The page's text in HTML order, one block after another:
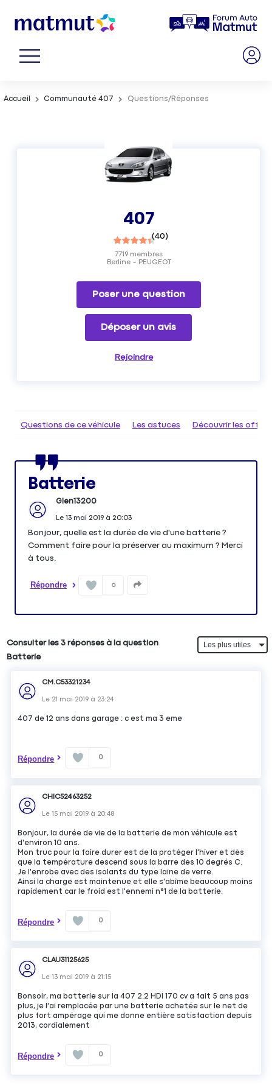
Accueil Communauté 407 Questions/Réponses
407
(40)
Berline PEUGEOT
7719membres
Poser une question
Déposer un avis
Rejoindre
Questions de ce véhicule Les astuces Découvrir les
Batterie
Glen13200
Le 13 mai 2019à 20:03
Bonjour, quelle est la durée de vie d'une batterie ?
Comment faire pour la préserver au maximum ? Merci
à tous.
Répondre 0
Consulter les 3 réponses à la question
Batterie
CM.C53321234
Le 21 mai 2019 à 23:24
407 de 12 ans dans garage : c est ma 3 eme
Répondre 0
CHIC52463252
Le15 mai 2019 à 20:48
Bonjour, la durée de vie de la batterie de mon véhicule est
d'environ 10 ans.
Mon truc pour la faire durer est de la protéger l'hiver et dès
que la température descend sous la barre des 10 degrés C.
Je l'enrobe avec des isolants du type laine de verre.
Ainsi la charge est maintenue et elle s'abîme beaucoup moins
rapidement car le froid est l'ennemi n°1 de la batterie.
Répondre 0
CLAU31125625
Le13 mai 2019 à 21:15
Bonsoir, ma batterie sur la 407 2.2 HDI 170 cv a fait 5 ans pas
plus, je l'ai remplacée par une batterie achetée sur le net de
plus fort ampérage qui me donne entière satisfaction depuis
2013, cordialement
Répondre 0